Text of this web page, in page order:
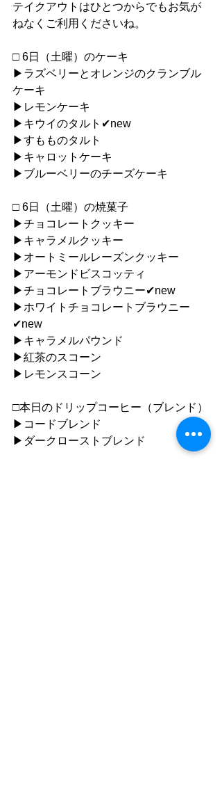
テイクアウトはひとつからでもお気が
ねなくご利用くださいね。
□ 6日（土曜）のケーキ
▶︎ラズベリーとオレンジのクランブル
ケーキ
▶︎レモンケーキ
▶︎キウイのタルト✔︎new
▶︎すもものタルト
▶︎キャロットケーキ
▶︎ブルーベリーのチーズケーキ
□ 6日（土曜）の焼菓子
▶︎チョコレートクッキー
▶︎キャラメルクッキー
▶︎オートミールレーズンクッキー
▶︎アーモンドビスコッティ
▶︎チョコレートブラウニー✔︎new
▶︎ホワイトチョコレートブラウニー
✔︎new
▶︎キャラメルパウンド
▶︎紅茶のスコーン
▶︎レモンスコーン
□本日のドリップコーヒー（ブレンド）
▶︎コードブレンド
▶︎ダークローストブレンド